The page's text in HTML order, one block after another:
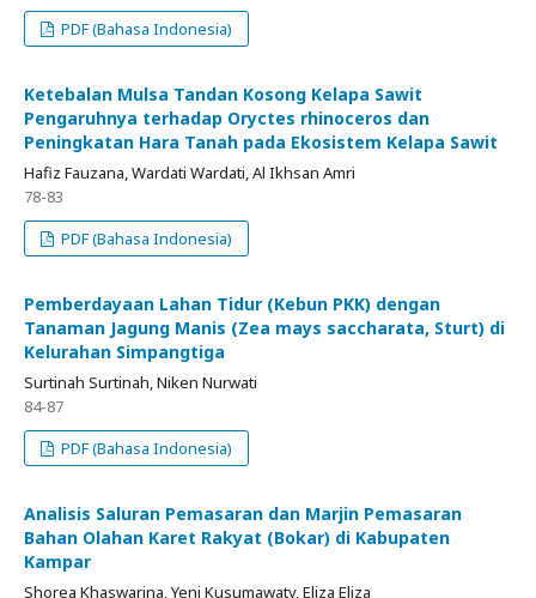
PDF (Bahasa Indonesia)
Ketebalan Mulsa Tandan Kosong Kelapa Sawit
Pengaruhnya terhadap Oryctes rhinoceros dan
Peningkatan Hara Tanah pada Ekosistem Kelapa Sawit
Hafiz Fauzana, Wardati Wardati, Al Ikhsan Amri
78-83
PDF (Bahasa Indonesia)
Pemberdayaan Lahan Tidur (Kebun PKK) dengan
Tanaman Jagung Manis (Zea mays saccharata, Sturt) di
Kelurahan Simpangtiga
Surtinah Surtinah, Niken Nurwati
84-87
PDF (Bahasa Indonesia)
Analisis Saluran Pemasaran dan Marjin Pemasaran
Bahan Olahan Karet Rakyat (Bokar) di Kabupaten
Kampar
Shorea Khaswarina, Yeni Kusumawaty, Eliza Eliza